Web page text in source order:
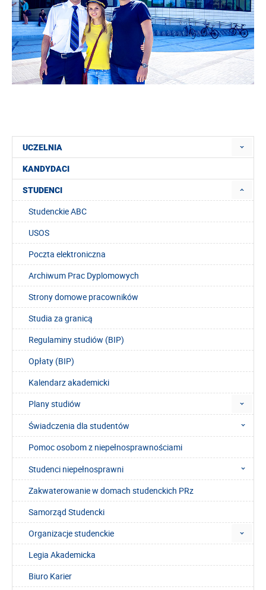
UCZELNIA
KANDYDACI
STUDENCI
Studenckie ABC
USOS
Poczta elektroniczna
Archiwum Prac Dyplomowych
Strony domowe pracowników
Studia za granicą
Regulaminy studiów (BIP)
Opłaty (BIP)
Kalendarz akademicki
Plany studiów
Świadczenia dla studentów
Pomoc osobom z niepełnosprawnościami
Studenci niepełnosprawni
Zakwaterowanie w domach studenckich PRz
Samorząd Studencki
Organizacje studenckie
Legia Akademicka
Biuro Karier